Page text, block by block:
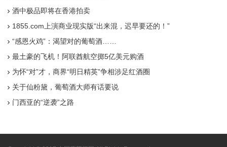
酒中极品即将在香港拍卖
1855.com上演商业现实版“出来混，迟早要还的！”
“感恩火鸡”：渴望对的葡萄酒……
最土豪的飞机！阿联酋航空掷5亿美元购酒
为怀“对”才，商界“明日精英”争相涉足红酒圈
关于仙粉黛，葡萄酒大师有话要说
门西亚的“逆袭”之路